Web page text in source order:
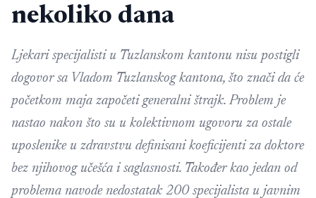
Impressum
Kontakt
nekoliko dana
Ljekari specijalisti u Tuzlanskom kantonu nisu postigli
dogovor sa Vladom Tuzlanskog kantona, što znači da će
početkom maja započeti generalni štrajk. Problem je
nastao nakon što su u kolektivnom ugovoru za ostale
uposlenike u zdravstvu definisani koeficijenti za doktore
bez njihovog učešća i saglasnosti. Također kao jedan od
problema navode nedostatak 200 specijalista u javnim